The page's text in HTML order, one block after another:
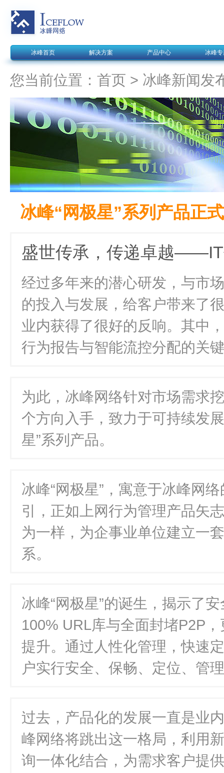
冰峰首页 解决方案 产品中心 冰峰专
您当前位置： 首页 > 冰峰新闻发
冰峰“网极星”系列产品正
盛世传承，传递卓越
经过多年来的潜心研发，与市
的投入与发展，给客户带来了
业内获得了很好的反响。其中
行为报告与智能流控分配的关
为此，冰峰网络针对市场需求
个方向入手，致力于可持续发
星”系列产品。
冰峰“网极星”，寓意于冰峰网
引，正如上网行为管理产品矢
为一样，为企事业单位建立一
系。
冰峰“网极星”的诞生，揭示了
100% URL库与全面封堵P2P
提升。通过人性化管理，快速
户实行安全、保畅、定位、管
过去，产品化的发展一直是业
峰网络将跳出这一格局，利用
询一体化结合，为需求客户提